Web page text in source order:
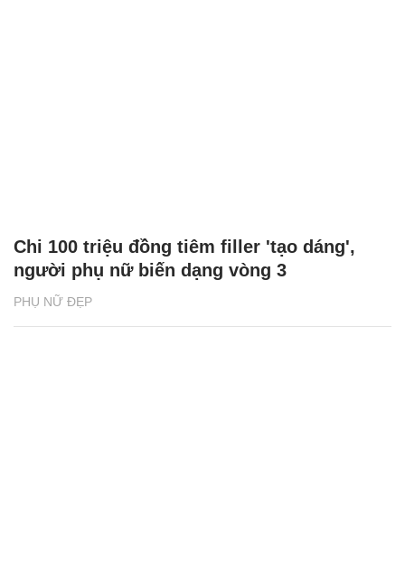
PHỤ NỮ ĐẸP
Chi 100 triệu đồng tiêm filler 'tạo dáng',
người phụ nữ biến dạng vòng 3